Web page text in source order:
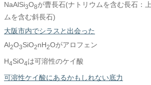
NaAlSi3O8が曹長石(ナトリウムを含む長石：
ムを含む斜長石)
大阪市内でシラスと出会った
Al2O3SiO2nH2Oがアロフェン
H4SiO4は可溶性のケイ酸
可溶性ケイ酸にあるかもしれない底力